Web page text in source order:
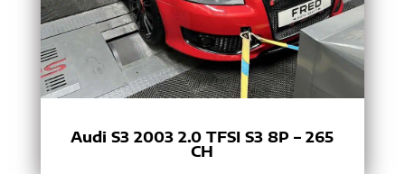
Audi S3 2003 2.0 TFSI S3 8P – 265
CH